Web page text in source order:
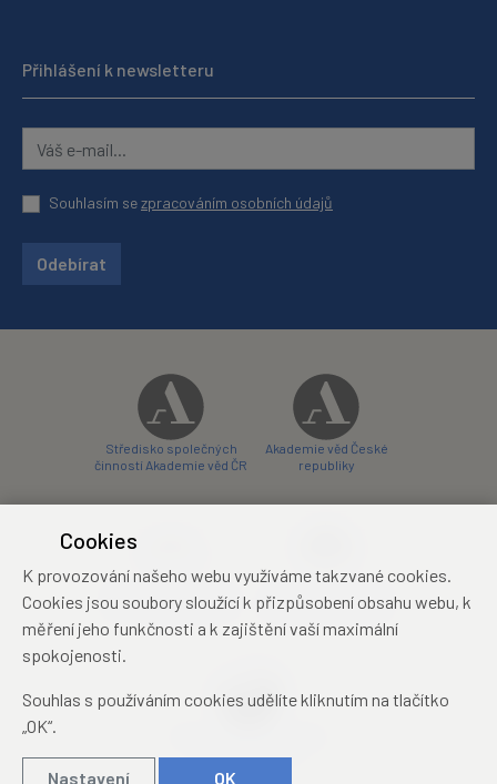
Přihlášení k newsletteru
Souhlasím sezpracováním osobních údajů
Odebírat
Středisko společných
činností Akademie věd ČR
Akademie věd České
republiky
konferenční centrum
Zámecký hotel Třešť
konferenční centrum
Cookies
K provozování našeho webu využíváme takzvané cookies.
Cookies jsou soubory sloužící k přizpůsobení obsahu webu, k
měření jeho funkčnosti a k zajištění vaší maximální
spokojenosti.
Souhlas s používáním cookies udělíte kliknutím na tlačítko
„OK“.
Nastavení OK